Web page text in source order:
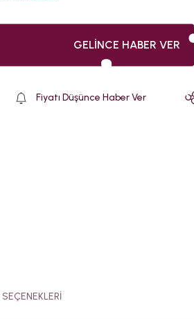
GELINCE HABER VER
Fiyatı Düşünce Haber Ver